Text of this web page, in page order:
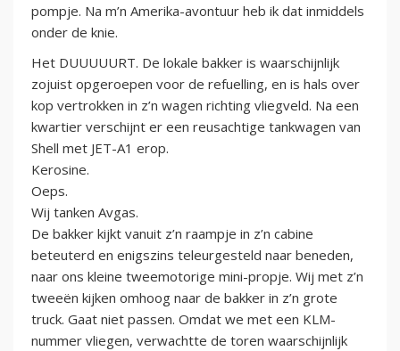
pompje. Na m’n Amerika-avontuur heb ik dat inmiddels
onder de knie.
Het DUUUUURT. De lokale bakker is waarschijnlijk
zojuist opgeroepen voor de refuelling, en is hals over
kop vertrokken in z’n wagen richting vliegveld. Na een
kwartier verschijnt er een reusachtige tankwagen van
Shell met JET-A1 erop.
Kerosine.
Oeps.
Wij tanken Avgas.
De bakker kijkt vanuit z’n raampje in z’n cabine
beteuterd en enigszins teleurgesteld naar beneden,
naar ons kleine tweemotorige mini-propje. Wij met z’n
tweeën kijken omhoog naar de bakker in z’n grote
truck. Gaat niet passen. Omdat we met een KLM-
nummer vliegen, verwachtte de toren waarschijnlijk